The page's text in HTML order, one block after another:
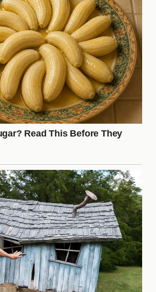
en
Momentos
destacados
Juegos, Conflictos
Conflictos
con otros participantes, se
**popularidad en redes** es
alta. Mientras que algunos
momentos destacados, pocos
atención del público como él. Esta
la singularidad de su presencia en
Matías en el reality
en Gran Hermano es incierto,
y habilidad para atraer a la
como un fuerte competidor.